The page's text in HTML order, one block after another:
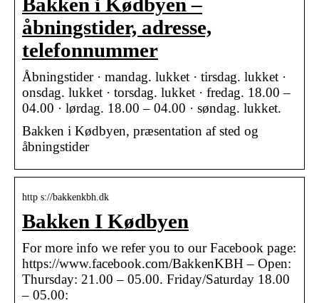
Bakken i Kødbyen –
åbningstider, adresse,
telefonnummer
Åbningstider · mandag. lukket · tirsdag. lukket ·
onsdag. lukket · torsdag. lukket · fredag. 18.00 –
04.00 · lørdag. 18.00 – 04.00 · søndag. lukket.
Bakken i Kødbyen, præsentation af sted og
åbningstider
http s://bakkenkbh.dk
Bakken I Kødbyen
For more info we refer you to our Facebook page:
https://www.facebook.com/BakkenKBH – Open:
Thursday: 21.00 – 05.00. Friday/Saturday 18.00
– 05.00: